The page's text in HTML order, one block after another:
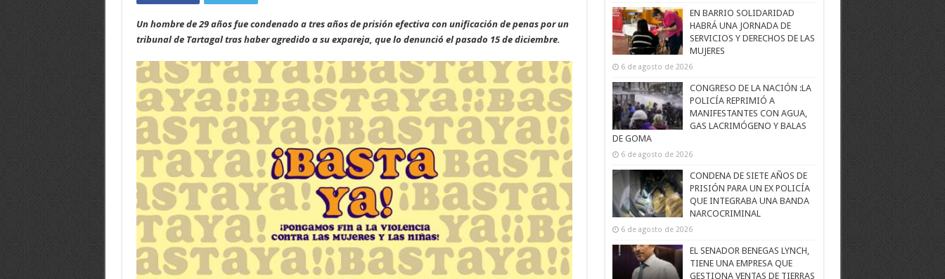
Un hombre de 29 años fue condenado a tres años de prisión efectiva con unificación de penas por un
tribunal de Tartagal tras haber agredido a su expareja, que lo denunció el pasado 15 de diciembre.
EN BARRIO SOLIDARIDAD
HABRÁ UNA JORNADA DE
SERVICIOS Y DERECHOS DE LAS
MUJERES
6 de agosto de 2026
CONGRESO DE LA NACIÓN :LA
POLICÍA REPRIMIÓ A
MANIFESTANTES CON AGUA,
GAS LACRIMÓGENO Y BALAS
DE GOMA
6 de agosto de 2026
CONDENA DE SIETE AÑOS DE
PRISIÓN PARA UN EX POLICÍA
QUE INTEGRABA UNA BANDA
NARCOCRIMINAL
6 de agosto de 2026
EL SENADOR BENEGAS LYNCH,
TIENE UNA EMPRESA QUE
GESTIONA VENTAS DE TIERRAS